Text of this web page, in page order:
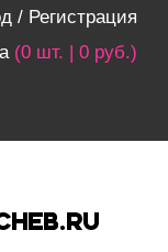
/ Регистрация
(0 шт. | 0 руб.)